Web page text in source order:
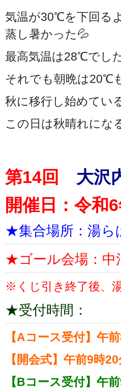
気温が30℃を下回る
蒸し暑かった💦
最高気温は28℃でした
それでも朝晩は20℃
秋に移行し始めてい
この日は秋晴れにな
第14回
大沢
開催日：令和
★集合場所：湯ら
★ゴール会場：中
※くじ引き終了後、
★受付時間：
【Aコース受付】午
【開会式】午前9時
【Bコース受付】午